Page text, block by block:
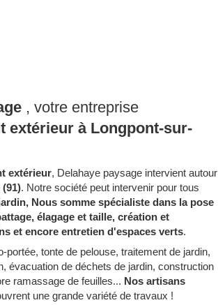
, votre entreprise
extérieur à Longpont-sur-
extérieur, Delahaye paysage intervient autour
. Notre société peut intervenir pour tous
Nous somme spécialiste dans la pose
élagage et taille, création et
et encore entretien d'espaces verts.
portée, tonte de pelouse, traitement de jardin,
évacuation de déchets de jardin, construction
ramassage de feuilles... Nos artisans
une grande variété de travaux !